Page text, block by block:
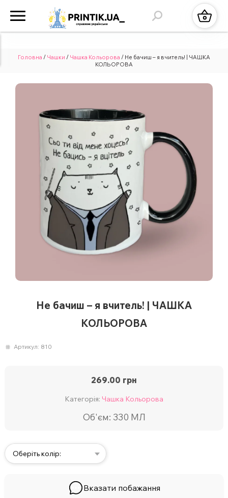
Головна / Чашки / Чашка Кольорова / Не бачиш – я вчитель! | ЧАШКА
КОЛЬОРОВА
Не бачиш – я вчитель! | ЧАШКА
КОЛЬОРОВА
Артикул: 810
269.00 грн
Категорія: Чашка Кольорова
Об'єм: 330 МЛ
Оберіть колір:
Вказати побажання